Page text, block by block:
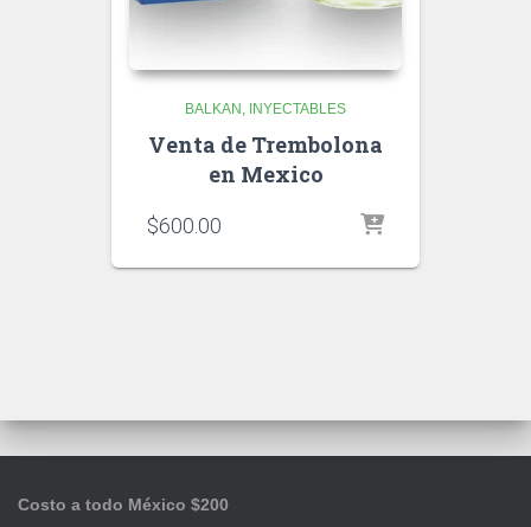
BALKAN INYECTABLES
Venta de Trembolona
en Mexico
$600.00
Costo a todo México $200